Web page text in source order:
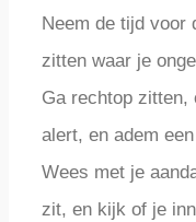
Neem de tijd voor
zitten waar je
Ga rechtop zitten,
alert, en adem
Wees met je
zit, en kijk of je